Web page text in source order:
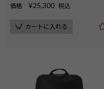
価格 ¥25,300 税込
カートに入れる